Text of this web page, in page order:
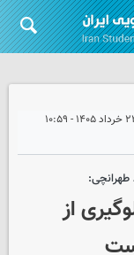
- ۱۰:۵۹
از